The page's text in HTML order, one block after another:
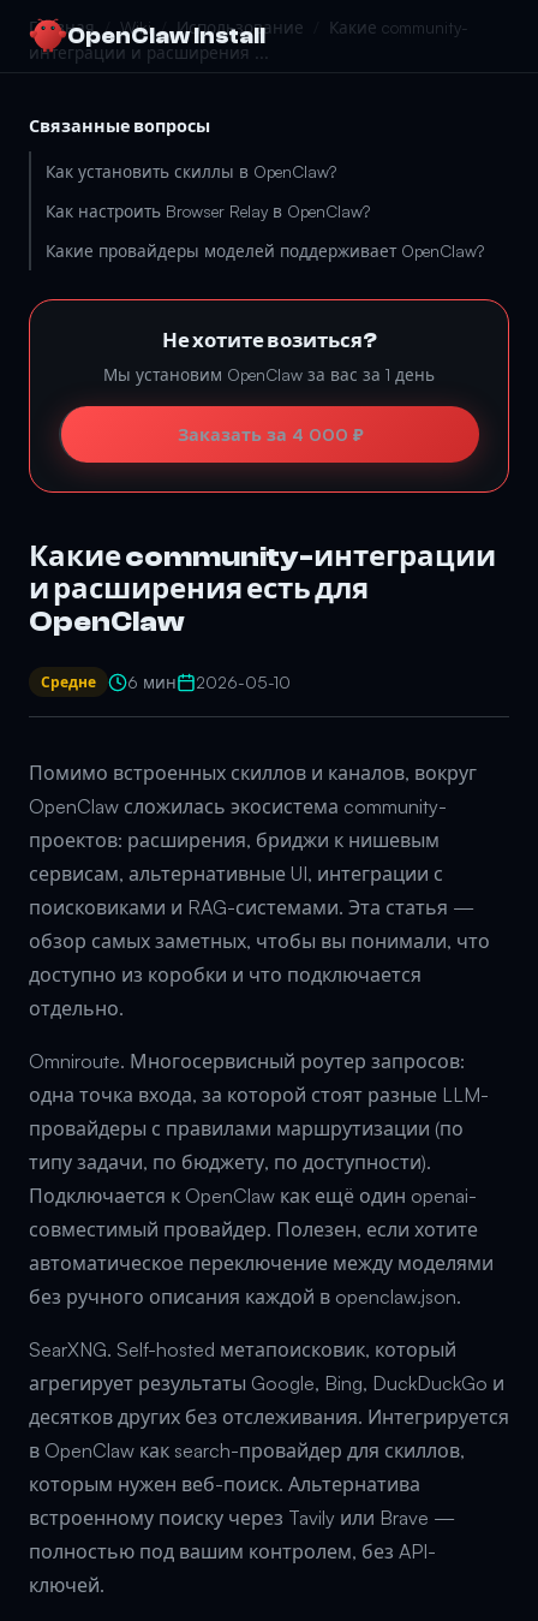
OpenClaw Install
Главная / Wiki / Использование
Какие community-
интеграции и расширения ...
Какие community-интеграции
и расширения есть для
OpenClaw
Средне 6 мин 2026-05-10
Помимо встроенных скиллов и каналов, вокруг
OpenClaw сложилась экосистема community-
проектов: расширения, бриджи к нишевым
сервисам, альтернативные UI, интеграции с
поисковиками и RAG-системами. Эта статья —
обзор самых заметных, чтобы вы понимали, что
доступно из коробки и что подключается
отдельно.
Omniroute. Многосервисный роутер запросов:
одна точка входа, за которой стоят разные LLM-
провайдеры с правилами маршрутизации (по
типу задачи, по бюджету, по доступности).
Подключается к OpenClaw как ещё один openai-
совместимый провайдер. Полезен, если хотите
автоматическое переключение между моделями
без ручного описания каждой в openclaw.json.
SearXNG. Self-hosted метапоисковик, который
агрегирует результаты Google, Bing, DuckDuckGo и
десятков других без отслеживания. Интегрируется
в OpenClaw как search-провайдер для скиллов,
которым нужен веб-поиск. Альтернатива
встроенному поиску через Tavily или Brave —
полностью под вашим контролем, без API-
ключей.
Связанные вопросы
Как установить скиллы в OpenClaw?
Как настроить Browser Relay в OpenClaw?
Какие провайдеры моделей поддерживает OpenClaw?
Не хотите возиться?
Мы установим OpenClaw за вас за 1 день
Заказать за 4 000 ₽